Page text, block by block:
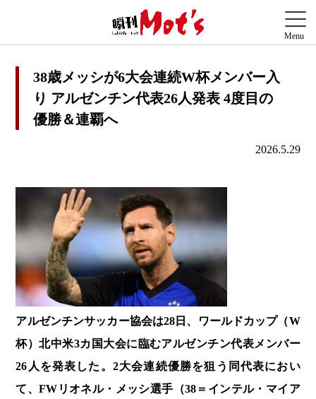
38歳メッシが6大会連続W杯メンバー入
り アルゼンチン代表26人発表 4度目の
優勝＆連覇へ
2026.5.29
アルゼンチンサッカー協会は28日、ワールドカップ（W
杯）北中米3カ国大会に臨むアルゼンチン代表メンバー
26人を発表した。2大会連続優勝を狙う同代表におい
て、FWリオネル・メッシ選手（38＝インテル・マイア